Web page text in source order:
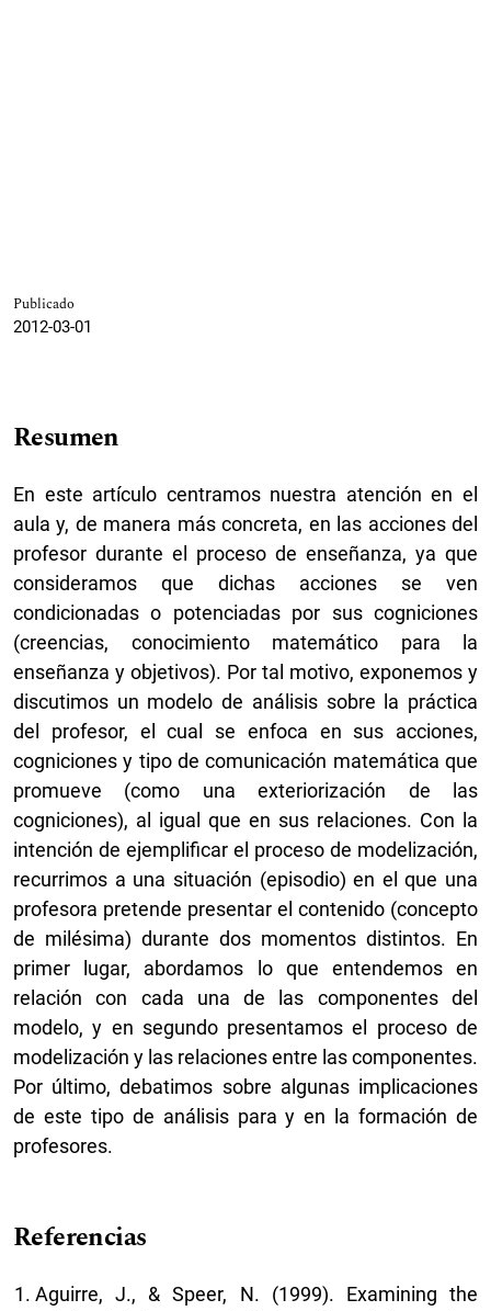
Publicado
2012-03-01
Resumen
En este artículo centramos nuestra atención en el
aula y, de manera más concreta, en las acciones del
profesor durante el proceso de enseñanza, ya que
consideramos que dichas acciones se ven
condicionadas o potenciadas por sus cogniciones
(creencias, conocimiento matemático para la
enseñanza y objetivos). Por tal motivo, exponemos y
discutimos un modelo de análisis sobre la práctica
del profesor, el cual se enfoca en sus acciones,
cogniciones y tipo de comunicación matemática que
promueve (como una exteriorización de las
cogniciones), al igual que en sus relaciones. Con la
intención de ejemplificar el proceso de modelización,
recurrimos a una situación (episodio) en el que una
profesora pretende presentar el contenido (concepto
de milésima) durante dos momentos distintos. En
primer lugar, abordamos lo que entendemos en
relación con cada una de las componentes del
modelo, y en segundo presentamos el proceso de
modelización y las relaciones entre las componentes.
Por último, debatimos sobre algunas implicaciones
de este tipo de análisis para y en la formación de
profesores.
Referencias
Aguirre, J., & Speer, N. (1999). Examining the